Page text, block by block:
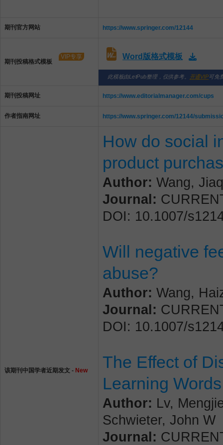
期刊官方网站 https://www.springer.com/12144
期刊投稿格式模板
VIP专享 Word版格式模板
此模板由LetPub整理，仅供参考。 开通VIP可免
期刊投稿网址 https://www.editorialmanager.com/cups
作者指南网址 https://www.springer.com/12144/
该期刊中国学者近期发文 - New
How do social
product
Author: Wang,
Journal:
DOI: 10.1007/
Will negative
abuse?
Author: Wang,
Journal:
DOI: 10.1007/
The Effect of
Learning
Author: Lv,
Schwieter, John W
Journal: